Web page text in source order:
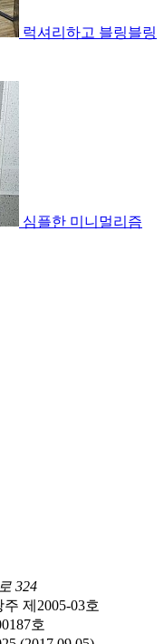
럭셔리하고 블링블링
심플한 미니멀리즘
324
제2005-03호
호